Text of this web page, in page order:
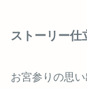
ストーリー仕
お宮参りの思